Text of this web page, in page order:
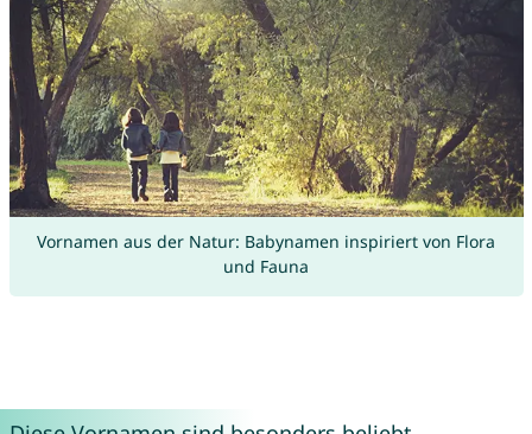
Vornamen aus der Natur: Babynamen inspiriert von Flora
und Fauna